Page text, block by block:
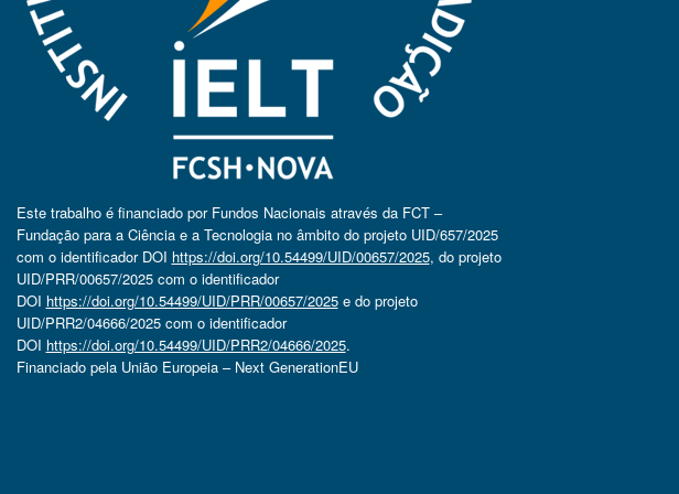
Este trabalho é financiado por Fundos Nacionais através da FCT –
Fundação para a Ciência e a Tecnologia no âmbito do projeto UID/657/2025
com o identificador DOI https://doi.org/10.54499/UID/00657/2025, do projeto
UID/PRR/00657/2025 com o identificador
DOI https://doi.org/10.54499/UID/PRR/00657/2025e do projeto
UID/PRR2/04666/2025 com o identificador
DOI https://doi.org/10.54499/UID/PRR2/04666/2025.
Financiado pela União Europeia – Next GenerationEU